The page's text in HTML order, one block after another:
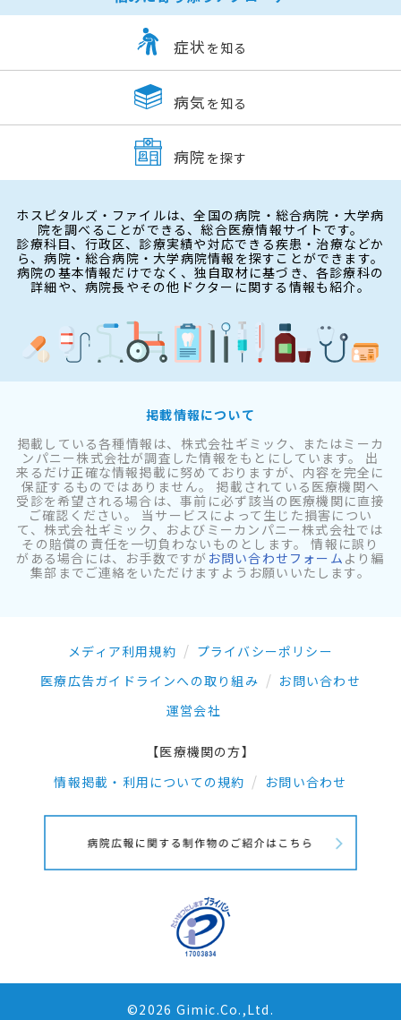
症状 を知る
病気 を知る
病院 を探す
ホスピタルズ・ファイルは、全国の病院・総合病院・大学病
院を調べることができる、総合医療情報サイトです。
診療科目、行政区、診療実績や対応できる疾患・治療などか
ら、病院・総合病院・大学病院情報を探すことができます。
病院の基本情報だけでなく、独自取材に基づき、各診療科の
詳細や、病院長やその他ドクターに関する情報も紹介。
掲載情報について
掲載している各種情報は、株式会社ギミック、またはミーカ
ンパニー株式会社が調査した情報をもとにしています。 出
来るだけ正確な情報掲載に努めておりますが、内容を完全に
保証するものではありません。 掲載されている医療機関へ
受診を希望される場合は、事前に必ず該当の医療機関に直接
ご確認ください。 当サービスによって生じた損害につい
て、株式会社ギミック、およびミーカンパニー株式会社では
その賠償の責任を一切負わないものとします。 情報に誤り
がある場合には、お手数ですが お問い合わせフォーム より編
集部までご連絡をいただけますようお願いいたします。
メディア利用規約
プライバシーポリシー
医療広告ガイドラインへの取り組み
お問い合わせ
運営会社
【医療機関の方】
情報掲載・利用についての規約
お問い合わせ
©2026 Gimic.Co.,Ltd.